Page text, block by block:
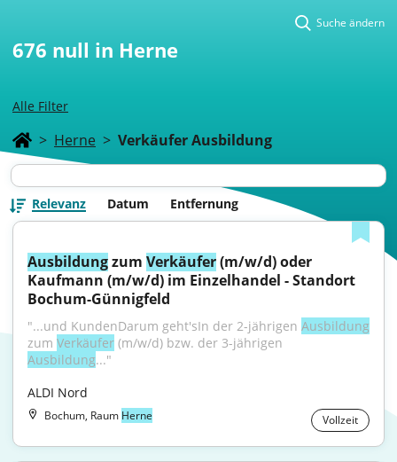
Alle Filter
Suche ändern
676 null in Herne
> Herne > Verkäufer Ausbildung
Relevanz Datum Entfernung
Ausbildung zum Verkäufer (m/w/d) oder
Kaufmann (m/w/d) im Einzelhandel - Standort
Bochum-Günnigfeld
"...und KundenDarum geht'sIn der 2-jährigen Ausbildung
zum Verkäufer
Ausbildung..."
ALDI Nord
Bochum, Raum Herne Vollzeit